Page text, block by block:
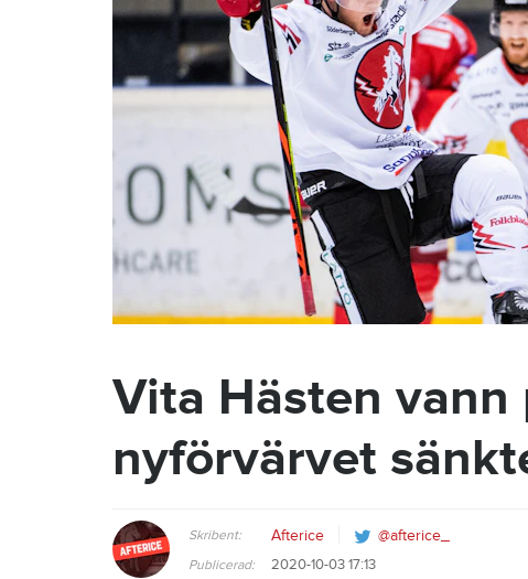
Vita Hästen vann
nyförvärvet
Skribent: Afterice @afterice_
Publicerad: 2020-10-03 17:13